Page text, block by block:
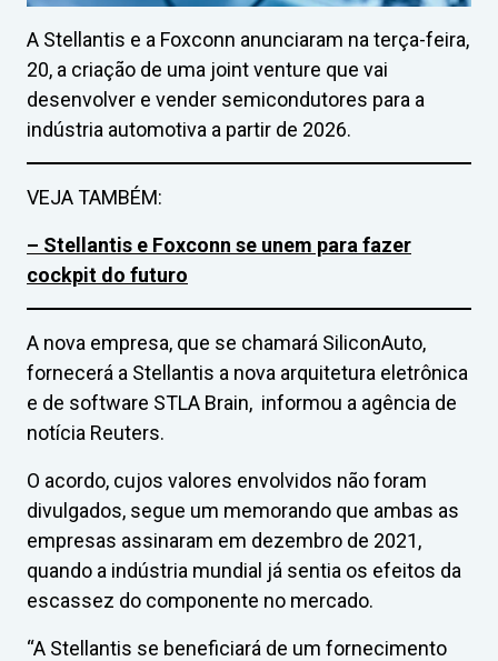
A Stellantis e a Foxconn anunciaram na terça-feira,
20, a criação de uma joint venture que vai
desenvolver e vender semicondutores para a
indústria automotiva a partir de 2026.
VEJA TAMBÉM:
– Stellantis e Foxconn se unem para fazer
cockpit do futuro
A nova empresa, que se chamará SiliconAuto,
fornecerá a Stellantis a nova arquitetura eletrônica
e de software STLA Brain, informou a agência de
notícia Reuters.
O acordo, cujos valores envolvidos não foram
divulgados, segue um memorando que ambas as
empresas assinaram em dezembro de 2021,
quando a indústria mundial já sentia os efeitos da
escassez do componente no mercado.
“A Stellantis se beneficiará de um fornecimento